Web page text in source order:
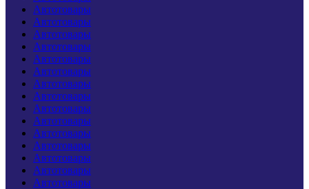
Автотовары
Автотовары
Автотовары
Автотовары
Автотовары
Автотовары
Автотовары
Автотовары
Автотовары
Автотовары
Автотовары
Автотовары
Автотовары
Автотовары
Автотовары